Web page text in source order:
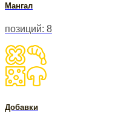
Мангал
позиций: 8
Добавки